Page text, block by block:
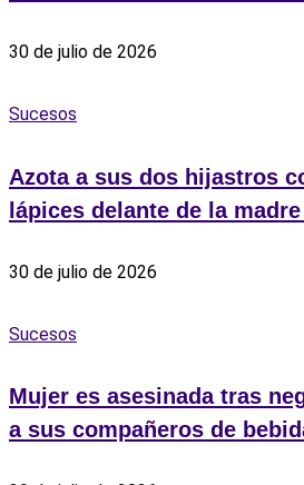
30 de julio de 2026
Sucesos
Azota a sus dos hijastros
lápices delante de la
30 de julio de 2026
Sucesos
Mujer es asesinada tras
a sus compañeros de